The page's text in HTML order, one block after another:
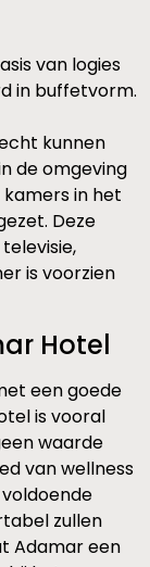
van logies
in buffetvorm.
kunnen
de omgeving
in het
Deze
is voorzien
Hotel
een goede
is vooral
waarde
van wellness
zullen
Adamar een